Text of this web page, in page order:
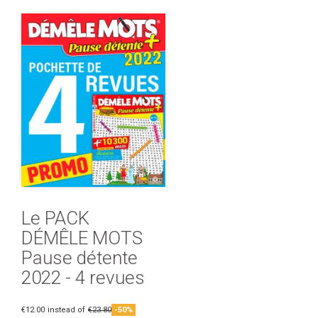
Le PACK
DÉMÊLE MOTS
Pause détente
2022 - 4 revues
€12.00 instead of €23.80 -50%